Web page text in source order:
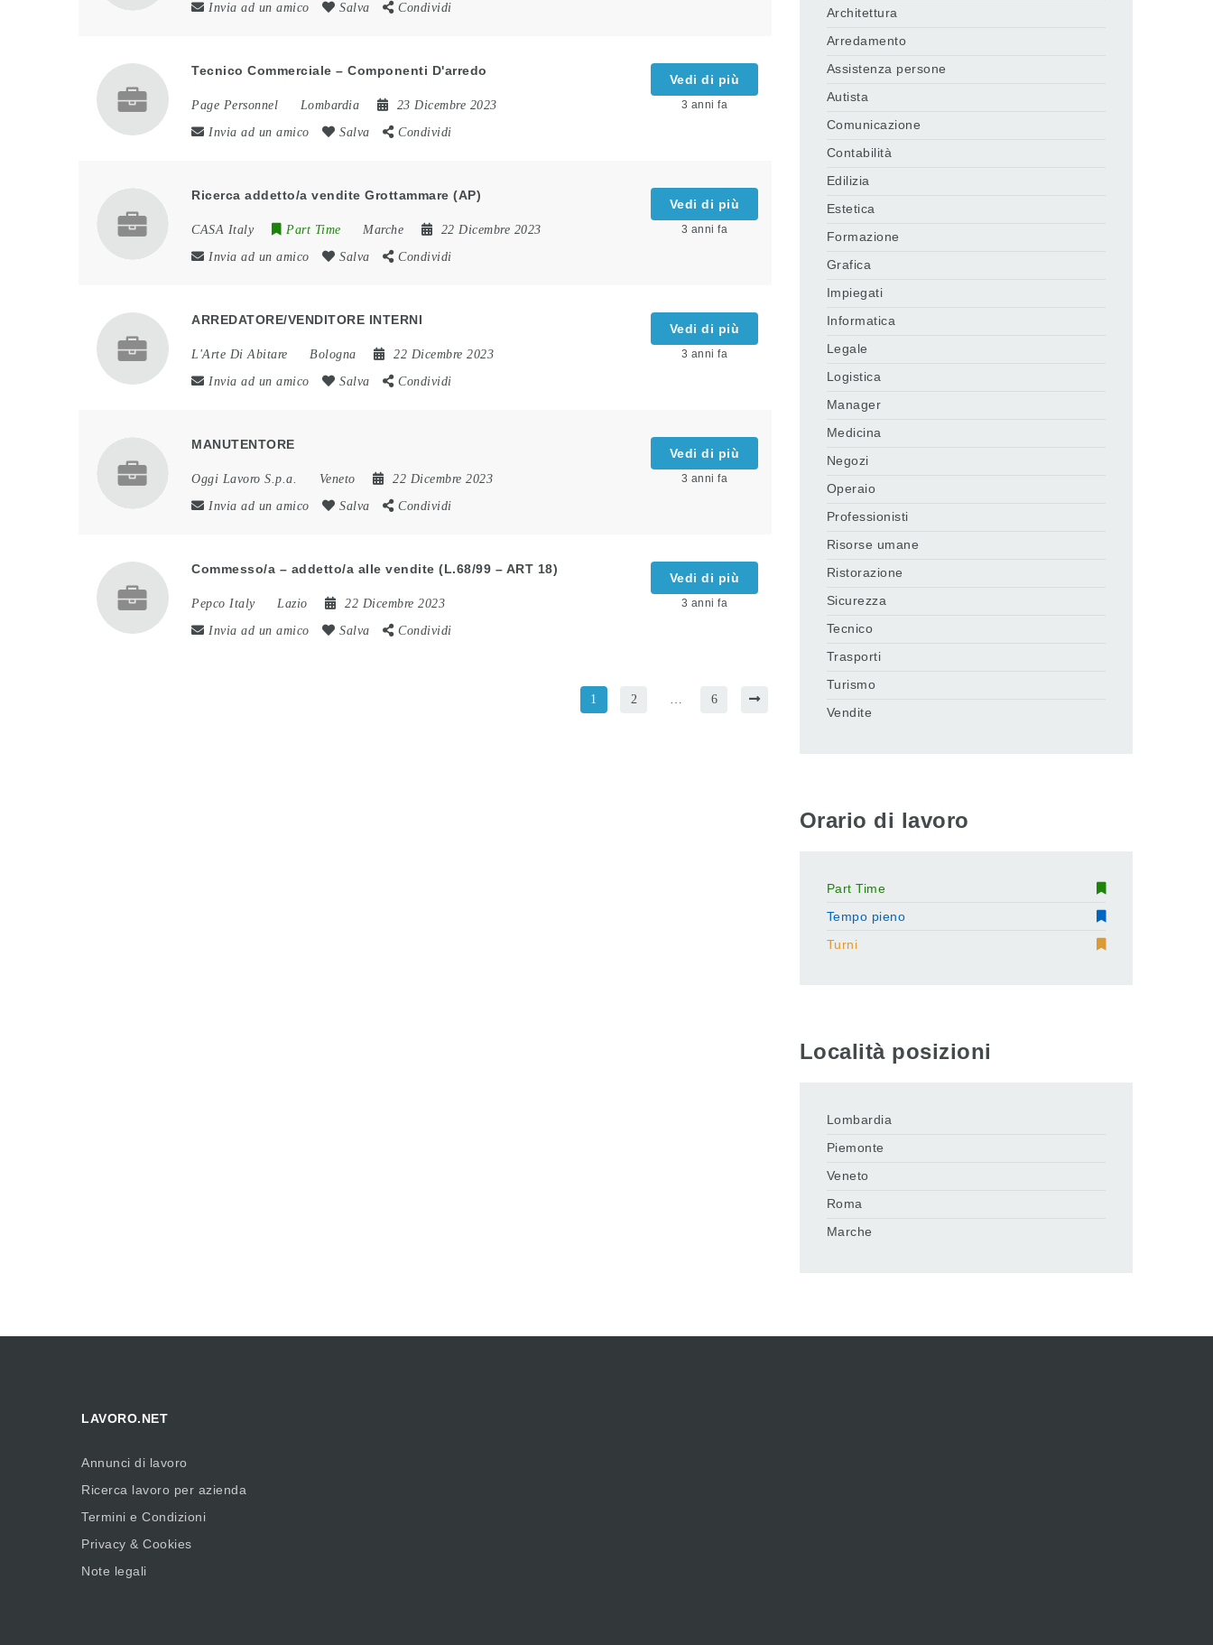
Invia ad un amico
Salva Condividi
Tecnico Commerciale – Componenti D'arredo
Page Personnel Lombardia
23 Dicembre 2023
Invia ad un amico
Salva Condividi
Vedi di più
3 anni fa
Ricerca addetto/a vendite Grottammare (AP)
CASA Italy Part Time Marche
22 Dicembre 2023
Invia ad un amico
Salva Condividi
Vedi di più
3 anni fa
ARREDATORE/VENDITORE INTERNI
L'Arte Di Abitare Bologna
22 Dicembre 2023
Invia ad un amico
Salva Condividi
Vedi di più
3 anni fa
MANUTENTORE
Oggi Lavoro S.p.a. Veneto
22 Dicembre 2023
Invia ad un amico
Salva Condividi
Vedi di più
3 anni fa
Commesso/a – addetto/a alle vendite (L.68/99 – ART 18)
Pepco Italy Lazio
22 Dicembre 2023
Invia ad un amico
Salva Condividi
Vedi di più
3 anni fa
1 2 … 6
Architettura
Arredamento
Assistenza persone
Autista
Comunicazione
Contabilità
Edilizia
Estetica
Formazione
Grafica
Impiegati
Informatica
Legale
Logistica
Manager
Medicina
Negozi
Operaio
Professionisti
Risorse umane
Ristorazione
Sicurezza
Tecnico
Trasporti
Turismo
Vendite
Orario di lavoro
Part Time
Tempo pieno
Turni
Località posizioni
Lombardia
Piemonte
Veneto
Roma
Marche
LAVORO.NET
Annunci di lavoro
Ricerca lavoro per azienda
Termini e Condizioni
Privacy & Cookies
Note legali